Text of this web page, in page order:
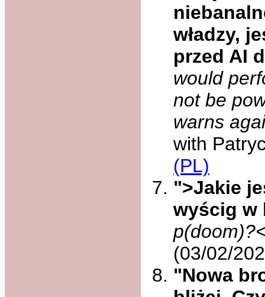
władzy,
przed AI
would
not be
warns
with
(PL)
">Jakie
wyścig w
(03/02/
"Nowa